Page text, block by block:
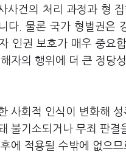
사건의 처리 과정과 형
다. 물론 국가 형벌권은
인권 보호가 매우 중요
자의 행위에 더 큰 정당
사회적 인식이 변화해
불기소되거나 무죄 판
에 적용될 수밖에 없으